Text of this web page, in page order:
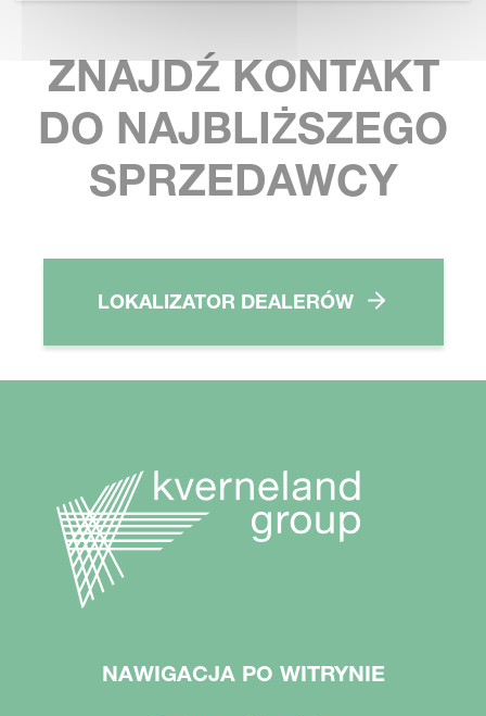
ZNAJDŹ KONTAKT
DO NAJBLIŻSZEGO
SPRZEDAWCY
LOKALIZATOR DEALERÓW
NAWIGACJA PO WITRYNIE